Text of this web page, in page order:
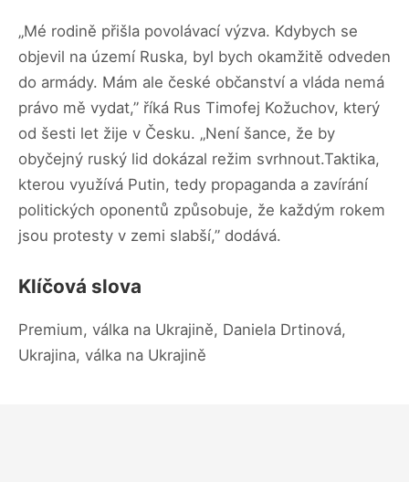
„Mé rodině přišla povolávací výzva. Kdybych se
objevil na území Ruska, byl bych okamžitě odveden
do armády. Mám ale české občanství a vláda nemá
právo mě vydat,” říká Rus Timofej Kožuchov, který
od šesti let žije v Česku. „Není šance, že by
obyčejný ruský lid dokázal režim svrhnout.Taktika,
kterou využívá Putin, tedy propaganda a zavírání
politických oponentů způsobuje, že každým rokem
jsou protesty v zemi slabší,” dodává.
Klíčová slova
Premium, válka na Ukrajině, Daniela Drtinová,
Ukrajina, válka na Ukrajině